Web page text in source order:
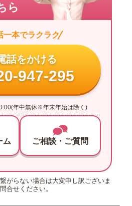
ら
一本でラクラク
話をかける
947-295
年中無休※年末年始は除く)
ム ご相談・ご質問
がらない場合は大変申し訳ございま
合せください。